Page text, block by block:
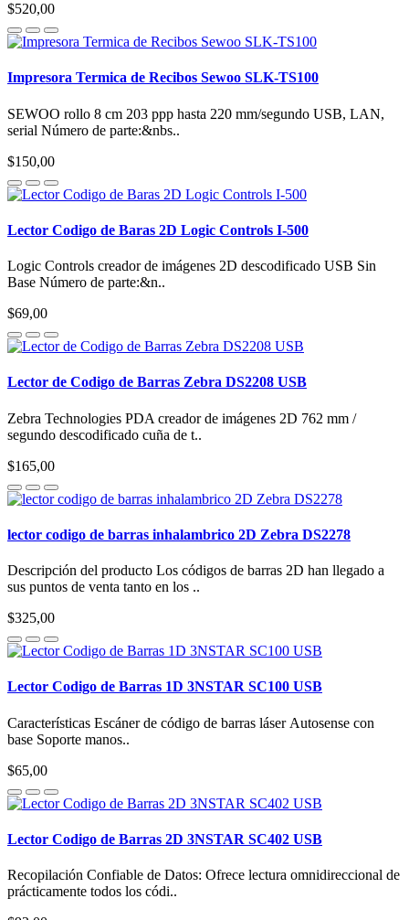
$520,00
Impresora Termica de Recibos Sewoo SLK-TS100
SEWOO rollo 8 cm 203 ppp hasta 220 mm/segundo USB, LAN,
serial Número de parte:&nbs..
$150,00
Lector Codigo de Baras 2D Logic Controls I-500
Logic Controls creador de imágenes 2D descodificado USB Sin
Base Número de parte:&n..
$69,00
Lector de Codigo de Barras Zebra DS2208 USB
Zebra Technologies PDA creador de imágenes 2D 762 mm /
segundo descodificado cuña de t..
$165,00
lector codigo de barras inhalambrico 2D Zebra DS2278
Descripción del producto Los códigos de barras 2D han llegado a
sus puntos de venta tanto en los ..
$325,00
Lector Codigo de Barras 1D 3NSTAR SC100 USB
Características Escáner de código de barras láser Autosense con
base Soporte manos..
$65,00
Lector Codigo de Barras 2D 3NSTAR SC402 USB
Recopilación Confiable de Datos: Ofrece lectura omnidireccional de
prácticamente todos los códi..